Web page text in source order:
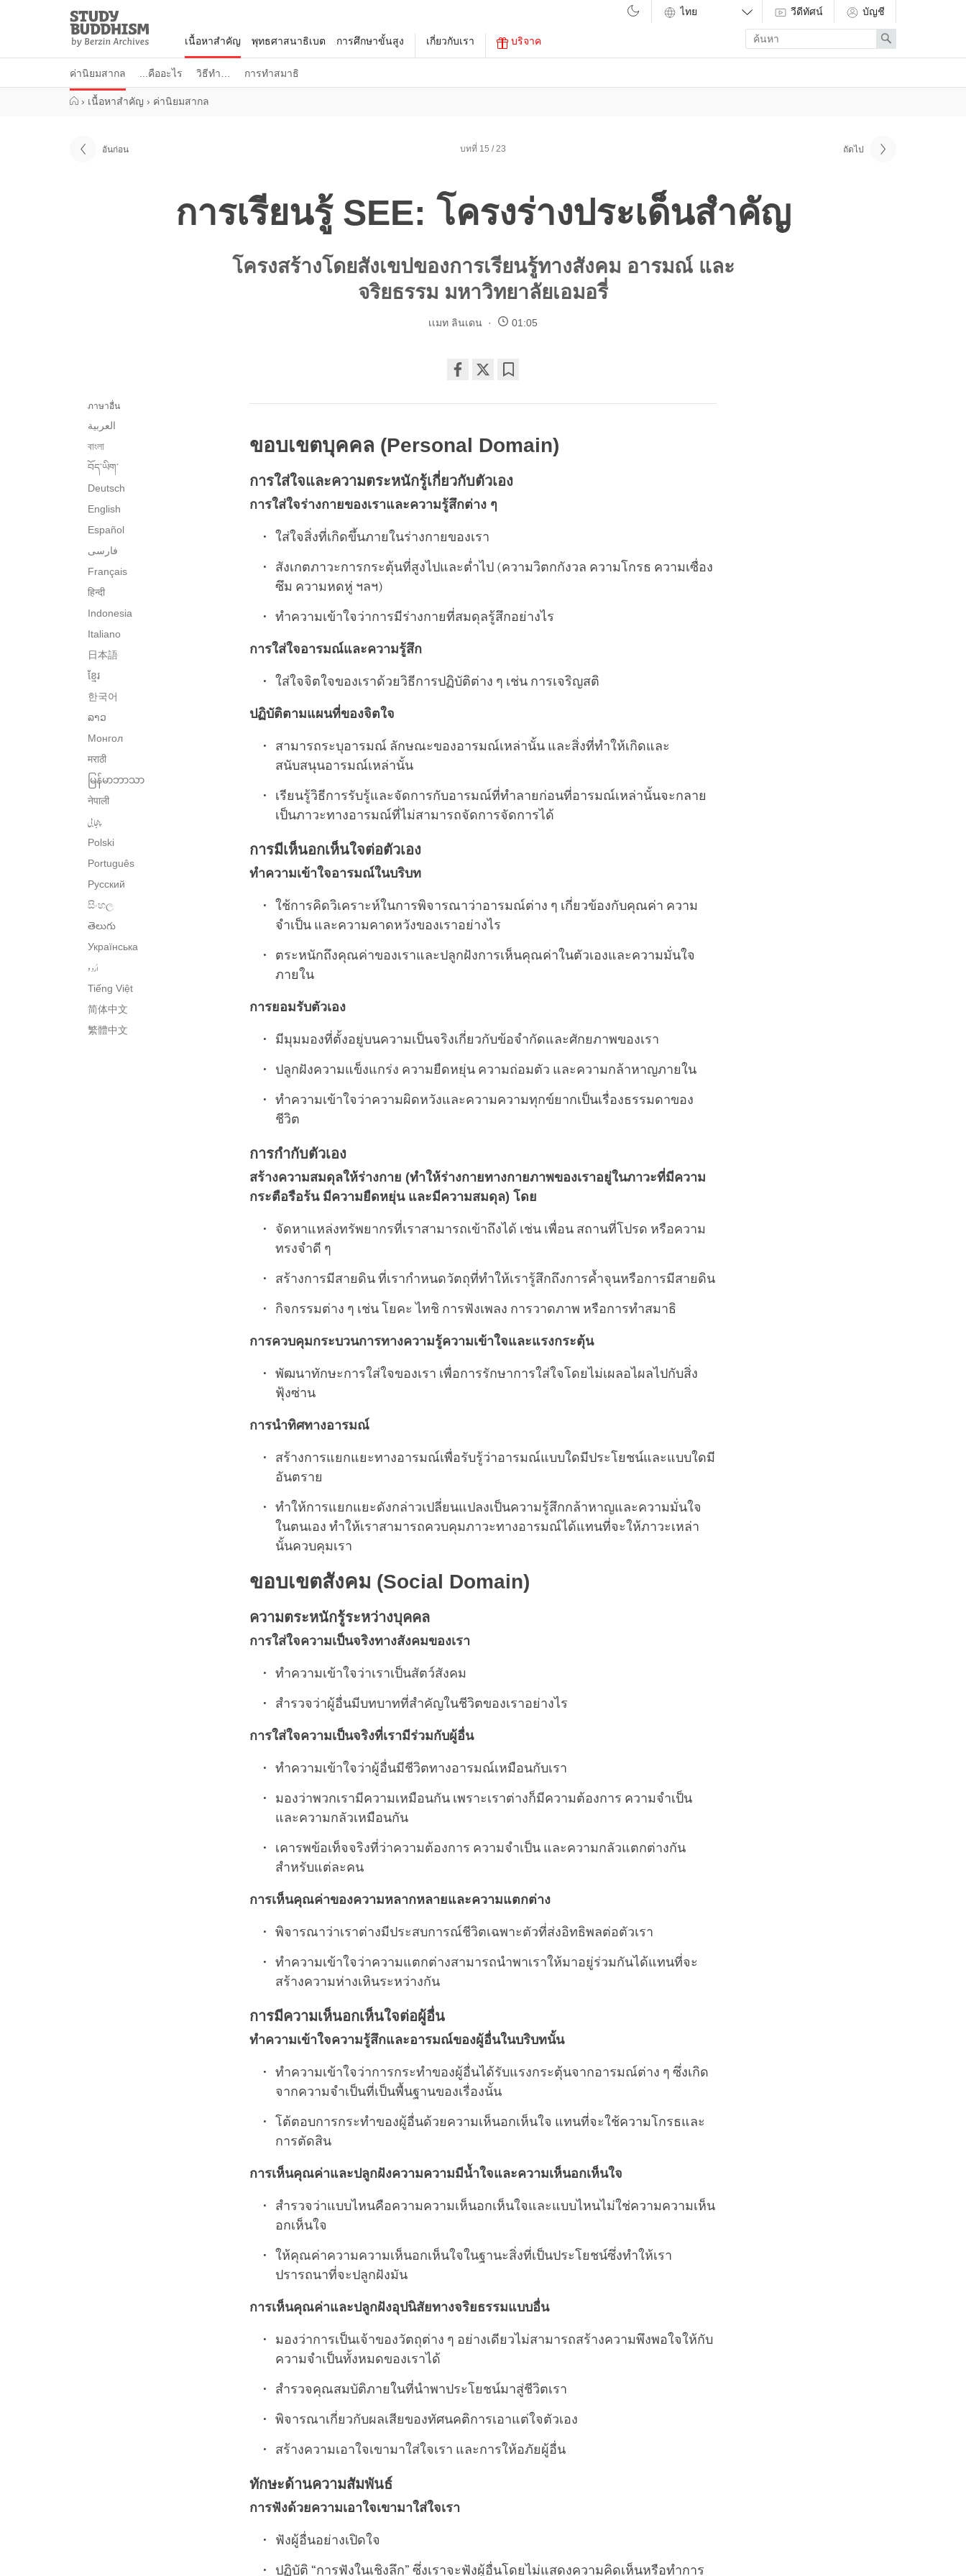
Study
Buddhism
Home
เนื้อหาสำคัญ
ค่านิยมสากล ...คืออะไร วิธีทำ… การทำสมาธิ
พุทธศาสนาธิเบต การศึกษาขั้นสูง เกี่ยวกับเรา บริจาค
วีดีทัศน์
บัญชี
Enter
search
term
Search
› เนื้อหาสำคัญ › ค่านิยมสากล
อันก่อน บทที่ 15 / 23 ถัดไป
การเรียนรู้ SEE: โครงร่างประเด็นสำคัญ
โครงสร้างโดยสังเขปของการเรียนรู้ทางสังคม อารมณ์ และ
จริยธรรม มหาวิทยาลัยเอมอรี่
เเมท ลินเดน 01:05
on
ภาษาอื่น
العربية
বাংলা
བོད་ཡིག་
Deutsch
English
Español
فارسی
Français
हिन्दी
Indonesia
Italiano
日本語
ខ្មែរ
한국어
ລາວ
Монгол
मराठी
မြန်မာဘာသာ
नेपाली
پنجابی
Polski
Português
Русский
සිංහල
తెలుగు
Українська
اُردو
Tiếng Việt
简体中文
繁體中文
ขอบเขตบุคคล (Personal Domain)
การใส่ใจและความตระหนักรู้เกี่ยวกับตัวเอง
การใส่ใจร่างกายของเราและความรู้สึกต่าง ๆ
ใส่ใจสิ่งที่เกิดขึ้นภายในร่างกายของเรา
สังเกตภาวะการกระตุ้นที่สูงไปและต่ำไป (ความวิตกกังวล ความโกรธ ความเซื่อง
ซึม ความหดหู่ ฯลฯ)
ทำความเข้าใจว่าการมีร่างกายที่สมดุลรู้สึกอย่างไร
การใส่ใจอารมณ์และความรู้สึก
ใส่ใจจิตใจของเราด้วยวิธีการปฏิบัติต่าง ๆ เช่น การเจริญสติ
ปฏิบัติตามแผนที่ของจิตใจ
สามารถระบุอารมณ์ ลักษณะของอารมณ์เหล่านั้น และสิ่งที่ทำให้เกิดและ
สนับสนุนอารมณ์เหล่านั้น
เรียนรู้วิธีการรับรู้และจัดการกับอารมณ์ที่ทำลายก่อนที่อารมณ์เหล่านั้นจะกลาย
เป็นภาวะทางอารมณ์ที่ไม่สามารถจัดการจัดการได้
การมีเห็นอกเห็นใจต่อตัวเอง
ทำความเข้าใจอารมณ์ในบริบท
ใช้การคิดวิเคราะห์ในการพิจารณาว่าอารมณ์ต่าง ๆ เกี่ยวข้องกับคุณค่า ความ
จำเป็น และความคาดหวังของเราอย่างไร
ตระหนักถึงคุณค่าของเราและปลูกฝังการเห็นคุณค่าในตัวเองและความมั่นใจ
ภายใน
การยอมรับตัวเอง
มีมุมมองที่ตั้งอยู่บนความเป็นจริงเกี่ยวกับข้อจำกัดและศักยภาพของเรา
ปลูกฝังความแข็งแกร่ง ความยืดหยุ่น ความถ่อมตัว และความกล้าหาญภายใน
ทำความเข้าใจว่าความผิดหวังและความความทุกข์ยากเป็นเรื่องธรรมดาของ
ชีวิต
การกำกับตัวเอง
สร้างความสมดุลให้ร่างกาย (ทำให้ร่างกายทางกายภาพของเราอยู่ในภาวะที่มีความ
กระตือรือร้น มีความยืดหยุ่น และมีความสมดุล) โดย
จัดหาแหล่งทรัพยากรที่เราสามารถเข้าถึงได้ เช่น เพื่อน สถานที่โปรด หรือความ
ทรงจำดี ๆ
สร้างการมีสายดิน ที่เรากำหนดวัตถุที่ทำให้เรารู้สึกถึงการค้ำจุนหรือการมีสายดิน
กิจกรรมต่าง ๆ เช่น โยคะ ไทชิ การฟังเพลง การวาดภาพ หรือการทำสมาธิ
การควบคุมกระบวนการทางความรู้ความเข้าใจและแรงกระตุ้น
พัฒนาทักษะการใส่ใจของเรา เพื่อการรักษาการใส่ใจโดยไม่เผลอไผลไปกับสิ่ง
ฟุ้งซ่าน
การนำทิศทางอารมณ์
สร้างการแยกแยะทางอารมณ์เพื่อรับรู้ว่าอารมณ์แบบใดมีประโยชน์และแบบใดมี
อันตราย
ทำให้การแยกแยะดังกล่าวเปลี่ยนแปลงเป็นความรู้สึกกล้าหาญและความมั่นใจ
ในตนเอง ทำให้เราสามารถควบคุมภาวะทางอารมณ์ได้แทนที่จะให้ภาวะเหล่า
นั้นควบคุมเรา
ขอบเขตสังคม (Social Domain)
ความตระหนักรู้ระหว่างบุคคล
การใส่ใจความเป็นจริงทางสังคมของเรา
ทำความเข้าใจว่าเราเป็นสัตว์สังคม
สำรวจว่าผู้อื่นมีบทบาทที่สำคัญในชีวิตของเราอย่างไร
การใส่ใจความเป็นจริงที่เรามีร่วมกับผู้อื่น
ทำความเข้าใจว่าผู้อื่นมีชีวิตทางอารมณ์เหมือนกับเรา
มองว่าพวกเรามีความเหมือนกัน เพราะเราต่างก็มีความต้องการ ความจำเป็น
และความกลัวเหมือนกัน
เคารพข้อเท็จจริงที่ว่าความต้องการ ความจำเป็น และความกลัวแตกต่างกัน
สำหรับแต่ละคน
การเห็นคุณค่าของความหลากหลายและความแตกต่าง
พิจารณาว่าเราต่างมีประสบการณ์ชีวิตเฉพาะตัวที่ส่งอิทธิพลต่อตัวเรา
ทำความเข้าใจว่าความแตกต่างสามารถนำพาเราให้มาอยู่ร่วมกันได้แทนที่จะ
สร้างความห่างเหินระหว่างกัน
การมีความเห็นอกเห็นใจต่อผู้อื่น
ทำความเข้าใจความรู้สึกและอารมณ์ของผู้อื่นในบริบทนั้น
ทำความเข้าใจว่าการกระทำของผู้อื่นได้รับแรงกระตุ้นจากอารมณ์ต่าง ๆ ซึ่งเกิด
จากความจำเป็นที่เป็นพื้นฐานของเรื่องนั้น
โต้ตอบการกระทำของผู้อื่นด้วยความเห็นอกเห็นใจ แทนที่จะใช้ความโกรธและ
การตัดสิน
การเห็นคุณค่าและปลูกฝังความความมีน้ำใจและความเห็นอกเห็นใจ
สำรวจว่าแบบไหนคือความความเห็นอกเห็นใจและแบบไหนไม่ใช่ความความเห็น
อกเห็นใจ
ให้คุณค่าความความเห็นอกเห็นใจในฐานะสิ่งที่เป็นประโยชน์ซึ่งทำให้เรา
ปรารถนาที่จะปลูกฝังมัน
การเห็นคุณค่าและปลูกฝังอุปนิสัยทางจริยธรรมแบบอื่น
มองว่าการเป็นเจ้าของวัตถุต่าง ๆ อย่างเดียวไม่สามารถสร้างความพึงพอใจให้กับ
ความจำเป็นทั้งหมดของเราได้
สำรวจคุณสมบัติภายในที่นำพาประโยชน์มาสู่ชีวิตเรา
พิจารณาเกี่ยวกับผลเสียของทัศนคติการเอาแต่ใจตัวเอง
สร้างความเอาใจเขามาใส่ใจเรา และการให้อภัยผู้อื่น
ทักษะด้านความสัมพันธ์
การฟังด้วยความเอาใจเขามาใส่ใจเรา
ฟังผู้อื่นอย่างเปิดใจ
ปฏิบัติ “การฟังในเชิงลึก” ซึ่งเราจะฟังผู้อื่นโดยไม่แสดงความคิดเห็นหรือทำการ